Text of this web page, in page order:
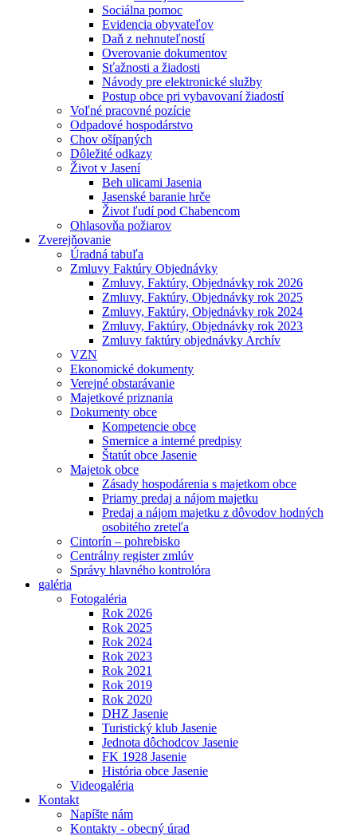
Sociálna pomoc
Evidencia obyvateľov
Daň z nehnuteľností
Overovanie dokumentov
Sťažnosti a žiadosti
Návody pre elektronické služby
Postup obce pri vybavovaní žiadostí
Voľné pracovné pozície
Odpadové hospodárstvo
Chov ošípaných
Dôležité odkazy
Život v Jasení
Beh ulicami Jasenia
Jasenské baranie hrče
Život ľudí pod Chabencom
Ohlasovňa požiarov
Zverejňovanie
Úradná tabuľa
Zmluvy Faktúry Objednávky
Zmluvy, Faktúry, Objednávky rok 2026
Zmluvy, Faktúry, Objednávky rok 2025
Zmluvy, Faktúry, Objednávky rok 2024
Zmluvy, Faktúry, Objednávky rok 2023
Zmluvy faktúry objednávky Archív
VZN
Ekonomické dokumenty
Verejné obstarávanie
Majetkové priznania
Dokumenty obce
Kompetencie obce
Smernice a interné predpisy
Štatút obce Jasenie
Majetok obce
Zásady hospodárenia s majetkom obce
Priamy predaj a nájom majetku
Predaj a nájom majetku z dôvodov hodných
osobitého zreteľa
Cintorín – pohrebisko
Centrálny register zmlúv
Správy hlavného kontrolóra
galéria
Fotogaléria
Rok 2026
Rok 2025
Rok 2024
Rok 2023
Rok 2021
Rok 2019
Rok 2020
DHZ Jasenie
Turistický klub Jasenie
Jednota dôchodcov Jasenie
FK 1928 Jasenie
História obce Jasenie
Videogaléria
Kontakt
Napíšte nám
Kontakty - obecný úrad